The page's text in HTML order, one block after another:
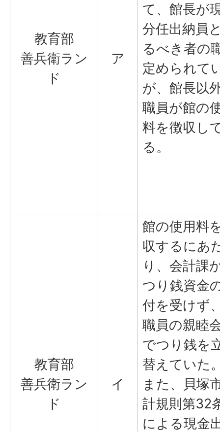
教育部
善兵衛ラン
ド
ア
て、館長が
分任出納員
るべき者の
定められて
が、館長以
職員が館の
料を徴収し
る。
教育部
善兵衛ラン
ド
イ
館の使用料
収するにあ
り、会計課
つり銭資金
付を受けず
職員の親睦
でつり銭を
替えていた
また、貝塚
計規則第32
による現金